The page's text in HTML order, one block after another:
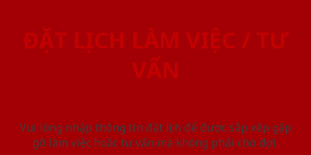
ĐẶT LỊCH LÀM VIỆC / TƯ
VẤN
Vui lòng nhập thông tin đặt lịch để được sắp xếp gặp
gỡ làm việc hoăc tư vấn mà không phải chờ đợi.